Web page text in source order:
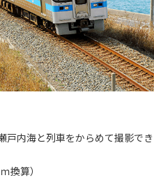
戸内海と列車をからめて撮影で
換算）